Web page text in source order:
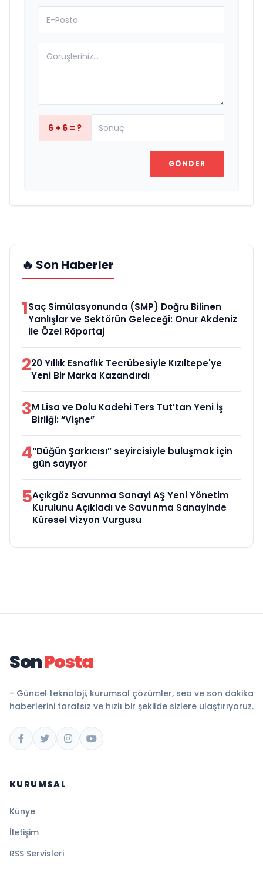
6 + 6 = ?
GÖNDER
🔥 Son Haberler
1Saç Simülasyonunda (SMP) Doğru Bilinen
Yanlışlar ve Sektörün Geleceği: Onur Akdeniz
ile Özel Röportaj
220 Yıllık Esnaflık Tecrübesiyle Kızıltepe'ye
Yeni Bir Marka Kazandırdı
3M Lisa ve Dolu Kadehi Ters Tut’tan Yeni İş
Birliği: “Vişne”
4“Düğün Şarkıcısı” seyircisiyle buluşmak için
gün sayıyor
5Açıkgöz Savunma Sanayi AŞ Yeni Yönetim
Kurulunu Açıkladı ve Savunma Sanayinde
Küresel Vizyon Vurgusu
SonPosta
- Güncel teknoloji, kurumsal çözümler, seo ve son dakika
haberlerini tarafsız ve hızlı bir şekilde sizlere ulaştırıyoruz.
KURUMSAL
Künye
İletişim
RSS Servisleri